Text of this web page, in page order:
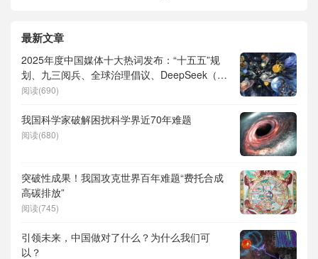
最新文章
2025年度中国媒体十大热词发布：“十五五”规
划、九三阅兵、全球治理倡议、DeepSeek（深
度求索）、人形机器人、苏超、票根经济、育
阅读(690)
我国科学家破解困扰科学界近70年难题
阅读(680)
突破性成果！我国攻克世界百年难题“费托合成
高碳排放”
阅读(745)
引领未来，中国做对了什么？为什么我们可
以？